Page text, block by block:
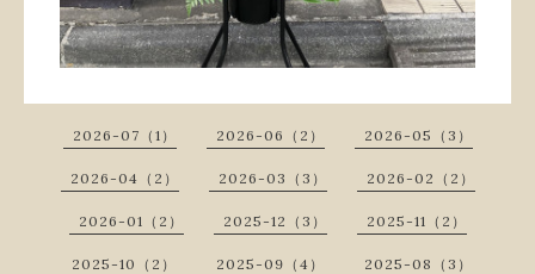
2026-07（1） 2026-06（2） 2026-05（3）
2026-04（2） 2026-03（3） 2026-02（2）
2026-01（2） 2025-12（3） 2025-11（2）
2025-10（2） 2025-09（4） 2025-08（3）